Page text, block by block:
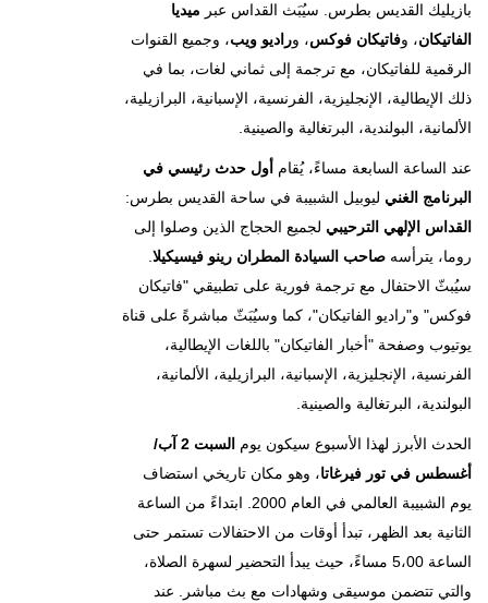
بازيليك القديس بطرس. سيُبَث القداس عبر ميديا
الفاتيكان، وفاتيكان فوكس، وراديو ويب، وجميع القنوات
الرقمية للفاتيكان، مع ترجمة إلى ثماني لغات، بما في
ذلك الإيطالية، الإنجليزية، الفرنسية، الإسبانية، البرازيلية،
الألمانية، البولندية، البرتغالية والصينية.
عند الساعة السابعة مساءً، يُقام أول حدث رئيسي في
البرنامج الغني ليوبيل الشبيبة في ساحة القديس بطرس:
القداس الإلهي الترحيبي لجميع الحجاج الذين وصلوا إلى
روما، يترأسه صاحب السيادة المطران رينو فيسيكيلا.
سيُبثّ الاحتفال مع ترجمة فورية على تطبيقي "فاتيكان
فوكس" و"راديو الفاتيكان"، كما وسيُبَثّ مباشرةً على قناة
يوتيوب وصفحة "أخبار الفاتيكان" باللغات الإيطالية،
الفرنسية، الإنجليزية، الإسبانية، البرازيلية، الألمانية،
البولندية، البرتغالية والصينية.
الحدث الأبرز لهذا الأسبوع سيكون يوم
السبت 2 آب/
أغسطس في تور فيرغاتا، وهو مكان تاريخي استضاف
يوم الشبيبة العالمي في العام 2000. ابتداءً من الساعة
الثانية بعد الظهر، تبدأ أوقات من الاحتفالات تستمر حتى
الساعة 5،00 مساءً، حيث يبدأ التحضير لسهرة الصلاة،
والتي تتضمن موسيقى وشهادات مع بث مباشر. عند